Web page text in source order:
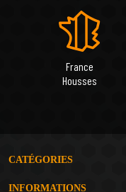
France
Housses
CATÉGORIES
INFORMATIONS